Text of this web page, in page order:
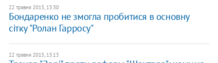
22 травня 2015, 13:30
Бондаренко не змогла пробитися в основну
сітку "Ролан Гарросу"
22 травня 2015, 13:13